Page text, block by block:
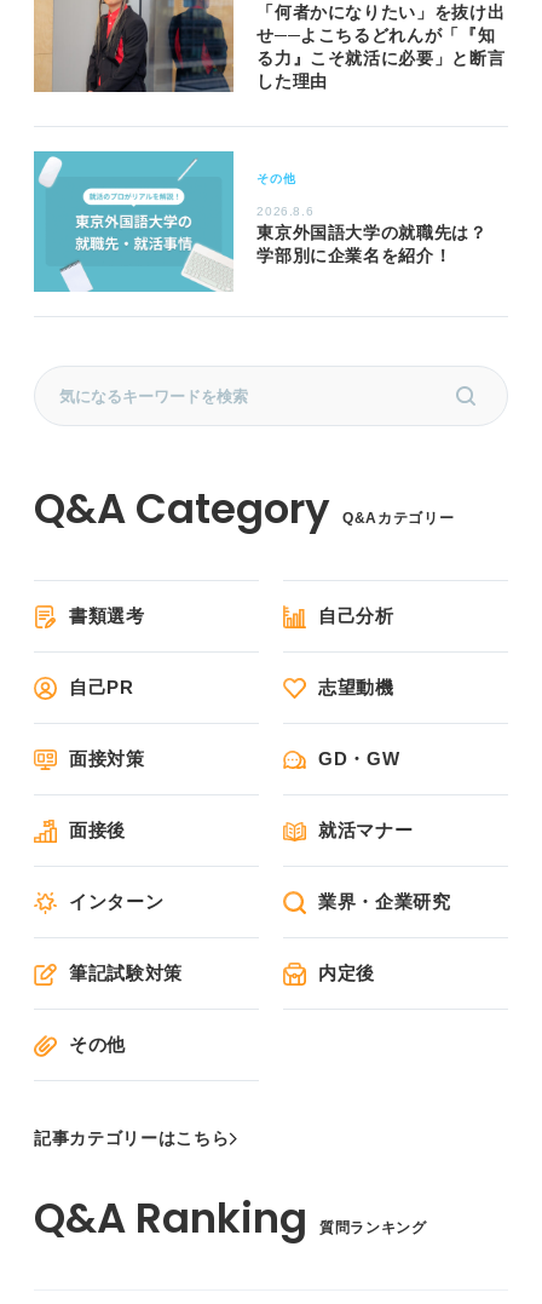
「何者かになりたい」を抜け出
せ──よこちるどれんが「『知
る力』こそ就活に必要」と断言
した理由
その他
2026.8.6
東京外国語大学の就職先は？
学部別に企業名を紹介！
Q&Aカテゴリー
書類選考 自己分析
自己PR 志望動機
面接対策 GD・GW
面接後 就活マナー
インターン 業界・企業研究
筆記試験対策 内定後
その他
記事カテゴリーはこちら
質問ランキング